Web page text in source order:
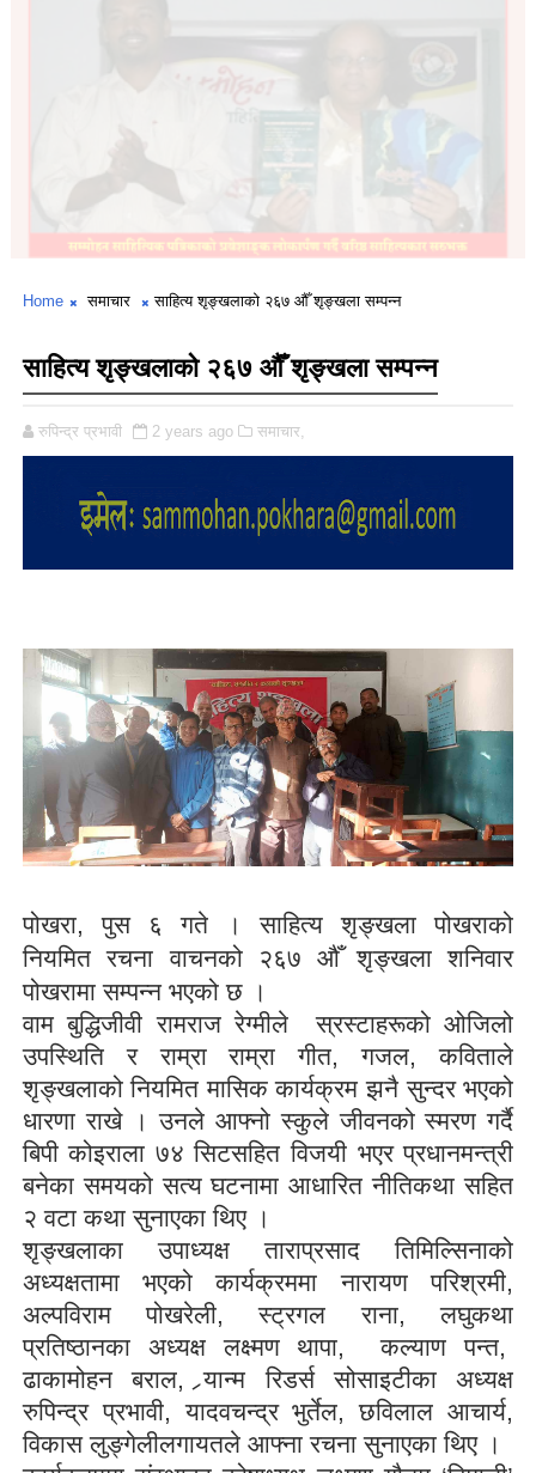
Home समाचार साहित्य शृङ्खलाको २६७ औँ शृङ्खला सम्पन्न
साहित्य शृङ्खलाको २६७ औँ शृङ्खला सम्पन्न
रुपिन्द्र प्रभावी 2 years ago समाचार,
पोखरा, पुस ६ गते । साहित्य शृङ्खला पोखराको
नियमित रचना वाचनको २६७ औँ शृङ्खला शनिवार
पोखरामा सम्पन्न भएको छ ।
वाम बुद्धिजीवी रामराज रेग्मीले
स्रस्टाहरूको ओजिलो
उपस्थिति र राम्रा राम्रा गीत, गजल, कविताले
शृङ्खलाको नियमित मासिक कार्यक्रम झनै सुन्दर भएको
धारणा राखे । उनले आफ्नो स्कुले जीवनको स्मरण गर्दै
बिपी कोइराला ७४ सिटसहित विजयी भएर प्रधानमन्त्री
बनेका समयको सत्य घटनामा आधारित नीतिकथा सहित
२ वटा कथा सुनाएका थिए ।
शृङ्खलाका उपाध्यक्ष ताराप्रसाद तिमिल्सिनाको
अध्यक्षतामा भएको कार्यक्रममा नारायण परिश्रमी,
अल्पविराम पोखरेली, स्ट्रगल राना, लघुकथा
प्रतिष्ठानका अध्यक्ष लक्ष्मण थापा,
कल्याण पन्त,
ढाकामोहन बराल, र्‍यान्म रिडर्स सोसाइटीका अध्यक्ष
रुपिन्द्र प्रभावी, यादवचन्द्र भुर्तेल, छविलाल आचार्य,
विकास लुङ्गेलीलगायतले आफ्ना रचना सुनाएका थिए ।